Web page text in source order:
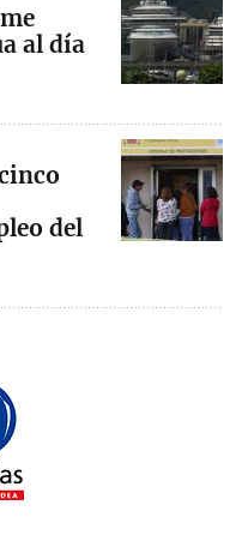
al día
del